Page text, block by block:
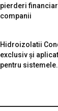
pierderi
companii
Hidroizolatii
exclusiv și
pentru